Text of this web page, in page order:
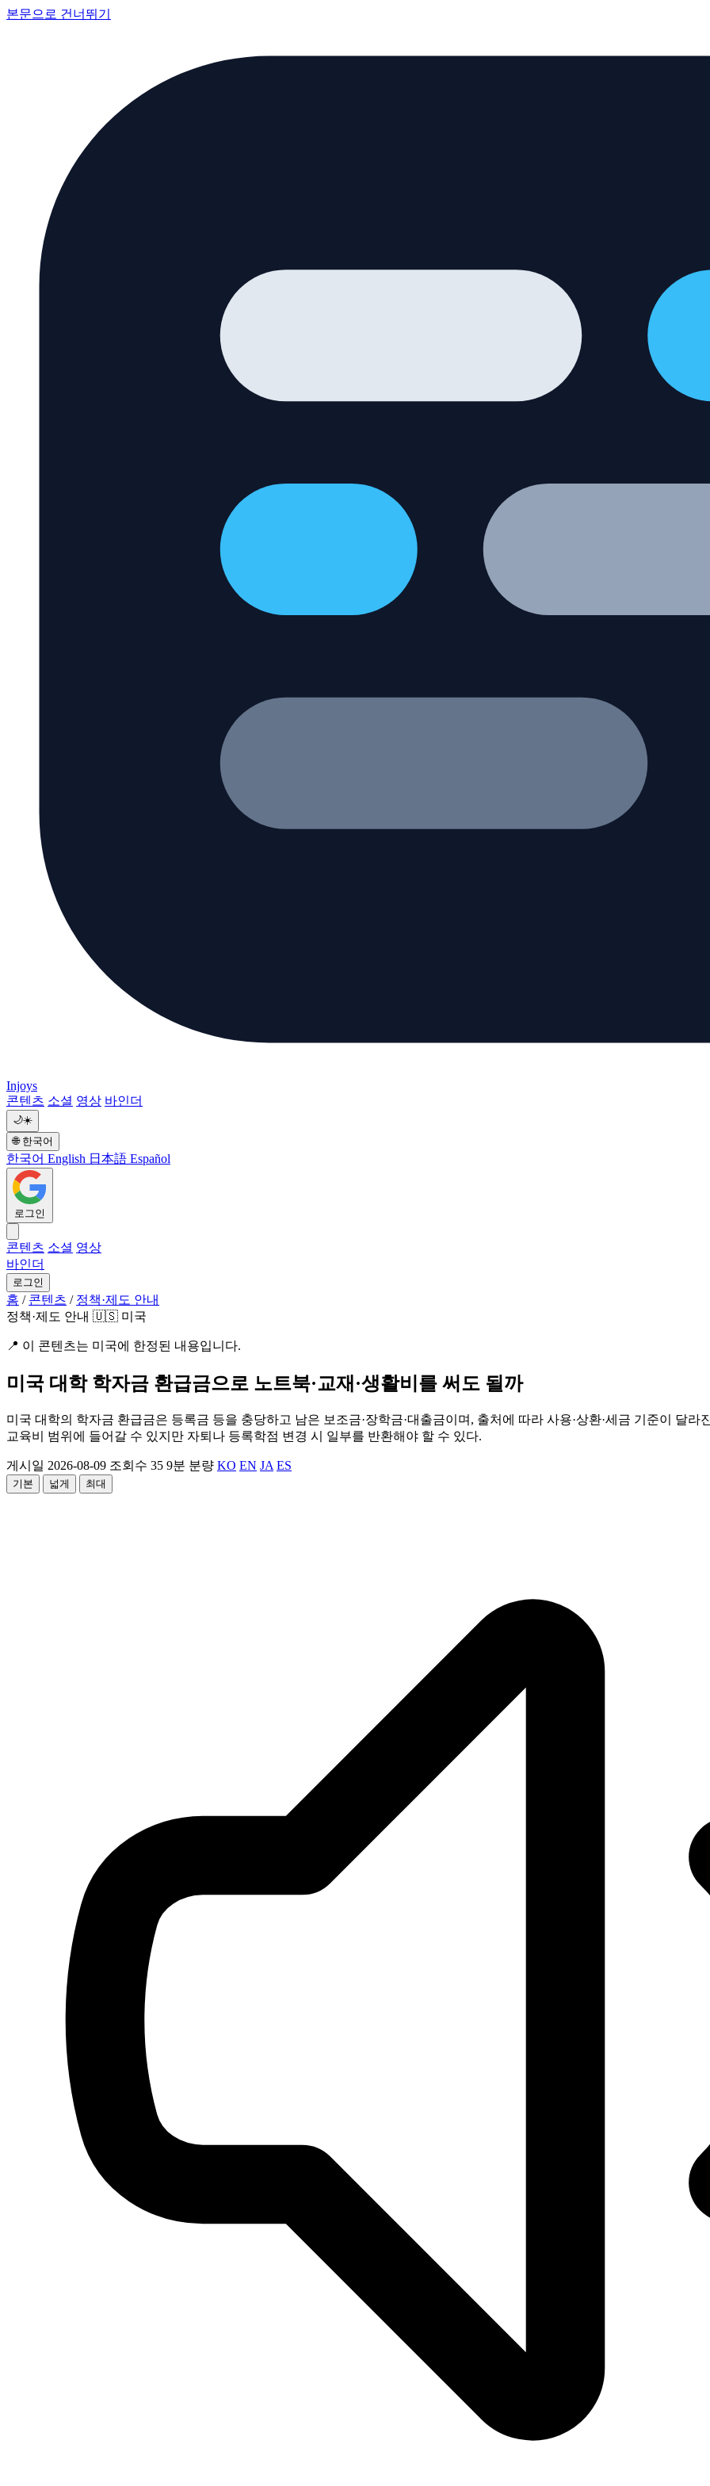
본문으로 건너뛰기
Injoys
콘텐츠 소셜 영상 바인더
🌙☀️
🌐 한국어
한국어 English 日本語 Español
로그인
콘텐츠 소셜 영상
바인더
로그인
홈 / 콘텐츠 / 정책·제도 안내
정책·제도 안내 🇺🇸 미국
📍 이 콘텐츠는 미국에 한정된 내용입니다.
미국 대학 학자금 환급금으로 노트북·교재·생활비를 써도 될까
미국 대학의 학자금 환급금은 등록금 등을 충당하고 남은 보조금·장학금·대출금이며, 출처에 따라 사용·상환·세금 기준이 달
교육비 범위에 들어갈 수 있지만 자퇴나 등록학점 변경 시 일부를 반환해야 할 수 있다.
게시일 2026-08-09 조회수 35 9분 분량 KO EN JA ES
기본 넓게 최대